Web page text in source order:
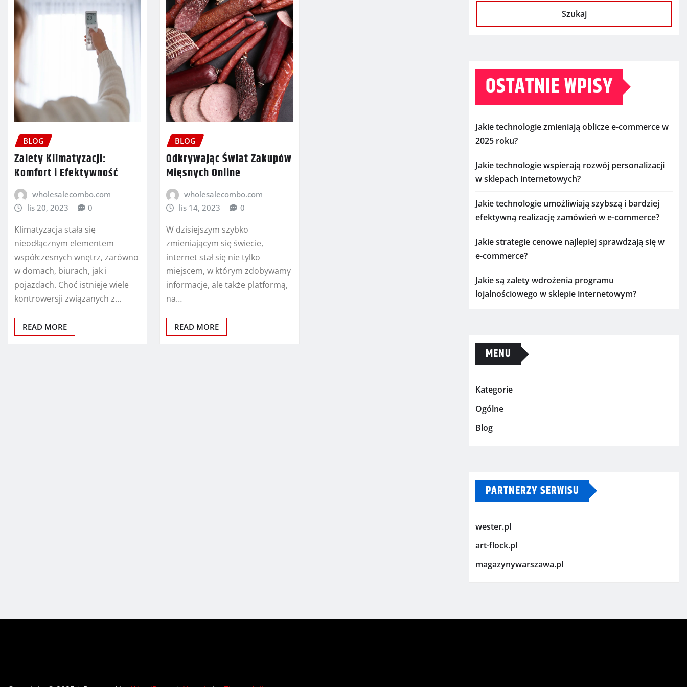
BLOG
Zalety Klimatyzacji:
Komfort i Efektywność
wholesalecombo.com
lis 20, 2023
0
Klimatyzacja stała się
nieodłącznym elementem
współczesnych wnętrz, zarówno
w domach, biurach, jak i
pojazdach. Choć istnieje wiele
kontrowersji związanych z…
READ MORE
BLOG
Odkrywając Świat Zakupów
Mięsnych Online
wholesalecombo.com
lis 14, 2023
0
W dzisiejszym szybko
zmieniającym się świecie,
internet stał się nie tylko
miejscem, w którym zdobywamy
informacje, ale także platformą,
na…
READ MORE
Szukaj
OSTATNIE WPISY
Jakie technologie zmieniają oblicze e-commerce w
2025 roku?
Jakie technologie wspierają rozwój personalizacji
w sklepach internetowych?
Jakie technologie umożliwiają szybszą i bardziej
efektywną realizację zamówień w e-commerce?
Jakie strategie cenowe najlepiej sprawdzają się w
e-commerce?
Jakie są zalety wdrożenia programu
lojalnościowego w sklepie internetowym?
MENU
Kategorie
Ogólne
Blog
PARTNERZY SERWISU
wester.pl
art-flock.pl
magazynywarszawa.pl